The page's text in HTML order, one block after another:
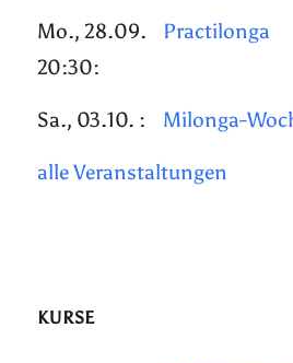
Mo., 28.09.
20:30:
Practilonga
Sa., 03.10. : Milonga-
alle Veranstaltungen
KURSE